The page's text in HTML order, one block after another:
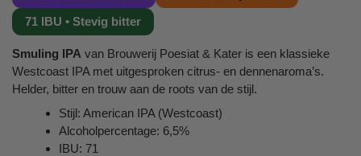
71 IBU • Stevig bitter
Smuling IPA van Brouwerij Poesiat & Kater is een klassieke
Westcoast IPA met uitgesproken citrus- en dennenaroma’s.
Helder, bitter en trouw aan de roots van de stijl.
Stijl: American IPA (Westcoast)
Alcoholpercentage: 6,5%
IBU: 71